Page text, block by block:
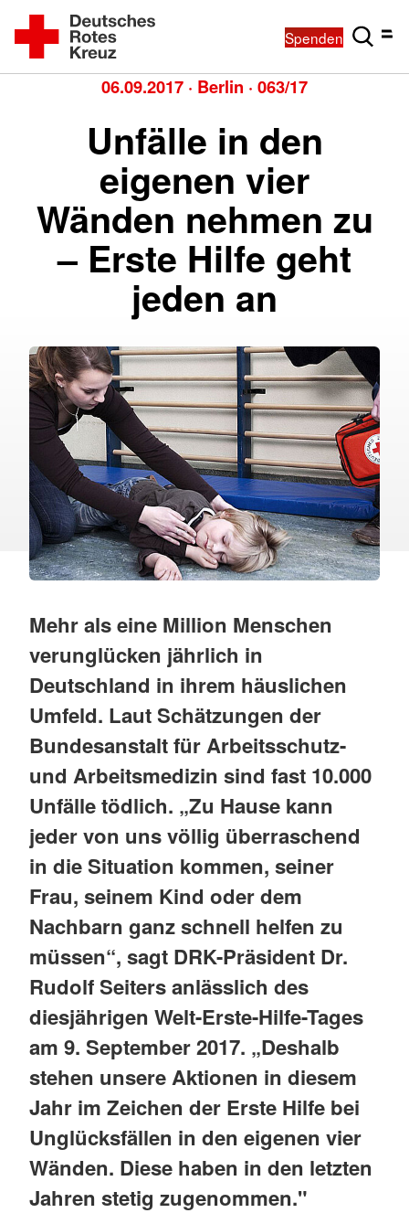
Spenden
06.09.2017 · Berlin · 063/17
Unfälle in den
eigenen vier
Wänden nehmen zu
– Erste Hilfe geht
jeden an
Mehr als eine Million Menschen
verunglücken jährlich in
Deutschland in ihrem häuslichen
Umfeld. Laut Schätzungen der
Bundesanstalt für Arbeitsschutz-
und Arbeitsmedizin sind fast 10.000
Unfälle tödlich. „Zu Hause kann
jeder von uns völlig überraschend
in die Situation kommen, seiner
Frau, seinem Kind oder dem
Nachbarn ganz schnell helfen zu
müssen“, sagt DRK-Präsident Dr.
Rudolf Seiters anlässlich des
diesjährigen Welt-Erste-Hilfe-Tages
am 9. September 2017. „Deshalb
stehen unsere Aktionen in diesem
Jahr im Zeichen der Erste Hilfe bei
Unglücksfällen in den eigenen vier
Wänden. Diese haben in den letzten
Jahren stetig zugenommen."